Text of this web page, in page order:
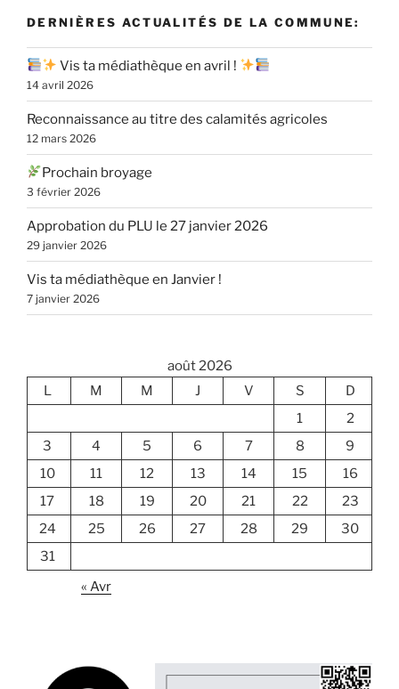
DERNIÈRES ACTUALITÉS DE LA COMMUNE:
Vis ta médiathèque en avril !
14 avril 2026
Reconnaissance au titre des calamités agricoles
12 mars 2026
Prochain broyage
3 février 2026
Approbation du PLU le 27 janvier 2026
29 janvier 2026
Vis ta médiathèque en Janvier !
7 janvier 2026
août 2026
L
M M J V S
D
1
2
3
4 5 6 7 8
9
10
11 12 13 14 15
16
17
18 19 20 21 22
23
24
25 26 27 28 29
30
31
« Avr